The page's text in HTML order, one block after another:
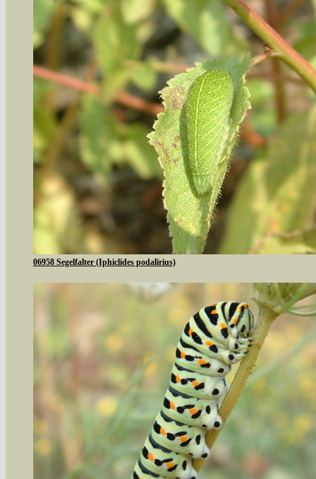
06958 Segelfalter (Iphiclides podalirius)